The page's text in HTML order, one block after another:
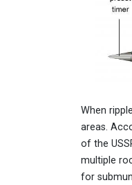
When
areas.
of the
multiple
for